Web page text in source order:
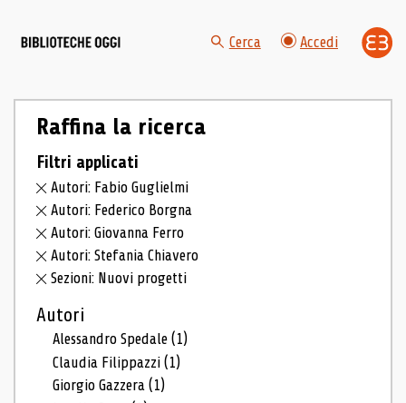
Cerca Accedi
Raffina la ricerca
Filtri applicati
Autori: Fabio Guglielmi
Autori: Federico Borgna
Autori: Giovanna Ferro
Autori: Stefania Chiavero
Sezioni: Nuovi progetti
Autori
Alessandro Spedale(1)
Claudia Filippazzi(1)
Giorgio Gazzera(1)